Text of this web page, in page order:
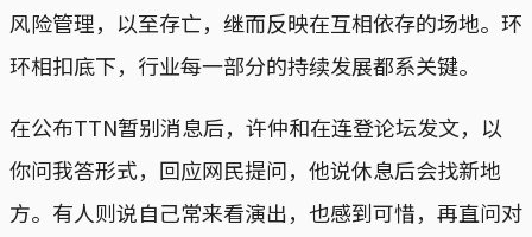
风险管理，以至存亡，继而反映在互相依存的场地。环
环相扣底下，行业每一部分的持续发展都系关键。
在公布TTN暂别消息后，许仲和在连登论坛发文，以
你问我答形式，回应网民提问，他说休息后会找新地
方。有人则说自己常来看演出，也感到可惜，再直问对